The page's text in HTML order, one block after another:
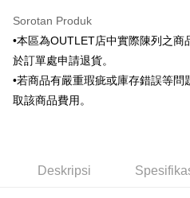
Taiwan Business Bank
HSBC Bank (Taiwan)
Limited
Union Bank of Taiwan
Taishin
Taiwan Business Bank
HSBC Bank (Taiwan) Limited
Union Bank of Taiwan
Yuanta Commercial Bank
Bank Komersial E.SUN
Google Pay
Plus PAY
1. Dengan memilih AFTEE sebagai
Pemindahan ATM
Sorotan Produk
•本區為OUTLET店中實際陳列之
於訂單處申請退貨。
•若商品有嚴重瑕疵或庫存錯誤等
取該商品費用。
Deskripsi